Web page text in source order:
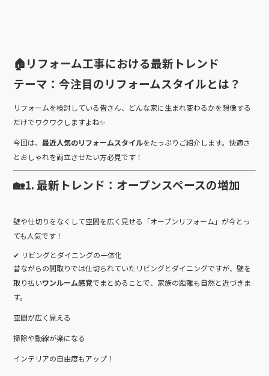
🏠リフォーム工事における最新トレンド
テーマ：今注目のリフォームスタイルとは？
リフォームを検討している皆さん、どんな家に生まれ変わるかを想像する
だけでワクワクしますよね✨
今回は、最近人気のリフォームスタイルをたっぷりご紹介します。快適さ
とおしゃれを両立させたい方必見です！
🏡1. 最新トレンド：オープンスペースの増加
壁や仕切りをなくして空間を広く見せる「オープンリフォーム」が今とっ
ても人気です！
✔ リビングとダイニングの一体化
昔ながらの間取りでは仕切られていたリビングとダイニングですが、壁を
取り払いワンルーム感覚でまとめることで、家族の距離も自然と近づきま
す。
空間が広く見える
掃除や動線が楽になる
インテリアの自由度もアップ！